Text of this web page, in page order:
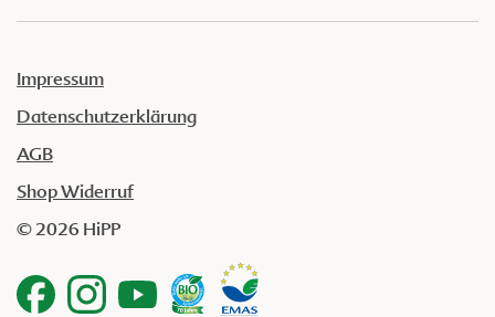
Impressum
Datenschutzerklärung
AGB
Shop Widerruf
© 2026 HiPP